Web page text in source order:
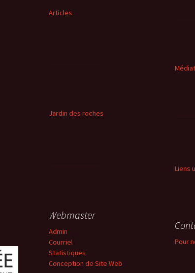
Articles
Jardin des roches
Liens
Webmaster
Admin
Courriel
Statistiques
Conception de Site Web
Pour